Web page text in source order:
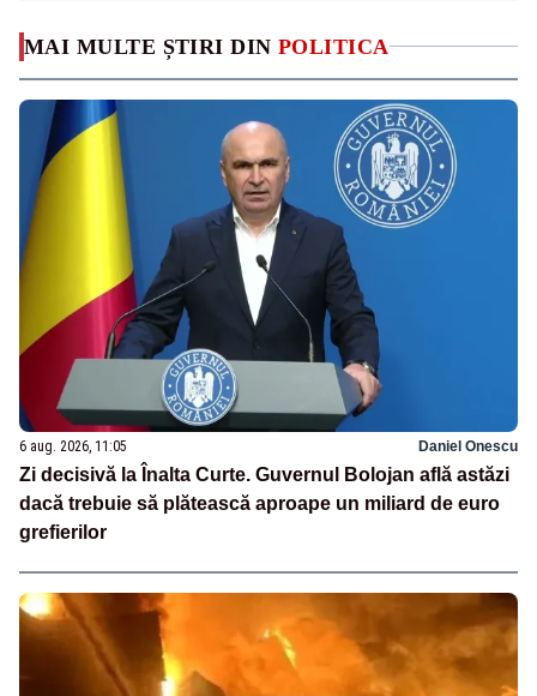
MAI MULTE ȘTIRI DIN POLITICA
6 aug. 2026, 11:05 Daniel Onescu
Zi decisivă la Înalta Curte. Guvernul Bolojan află astăzi
dacă trebuie să plătească aproape un miliard de euro
grefierilor